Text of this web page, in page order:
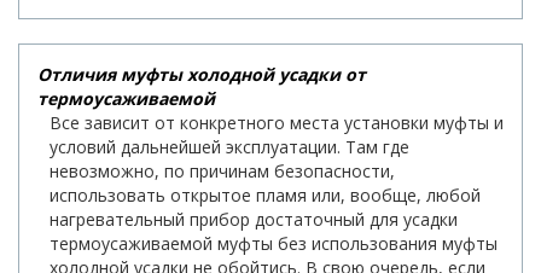
Отличия муфты холодной усадки от
термоусаживаемой
Все зависит от конкретного места установки муфты и
условий дальнейшей эксплуатации. Там где
невозможно, по причинам безопасности,
использовать открытое пламя или, вообще, любой
нагревательный прибор достаточный для усадки
термоусаживаемой муфты без использования муфты
холодной усадки не обойтись. В свою очередь, если